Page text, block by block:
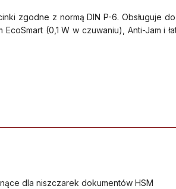
zgodne z normą DIN P-6. Obsługuje
(0,1 W w czuwaniu), Anti-Jam i
dla niszczarek dokumentów HSM